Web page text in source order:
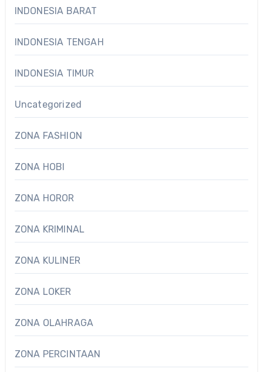
INDONESIA BARAT
INDONESIA TENGAH
INDONESIA TIMUR
Uncategorized
ZONA FASHION
ZONA HOBI
ZONA HOROR
ZONA KRIMINAL
ZONA KULINER
ZONA LOKER
ZONA OLAHRAGA
ZONA PERCINTAAN